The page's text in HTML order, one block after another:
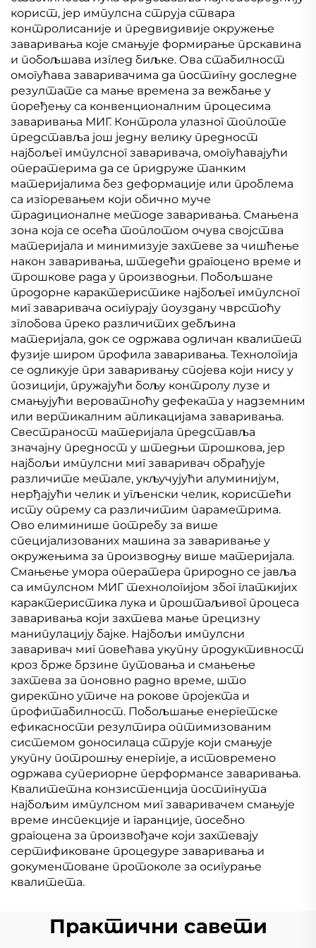
корист, јер импулсна струја ствара
контролисаније и предвидивије окружење
заваривања које смањује формирање прскавина
и побољшава изглед биљке. Ова стабилност
омогућава заваривачима да постигну доследне
резултате са мање времена за вежбање у
поређењу са конвенционалним процесима
заваривања МИГ. Контрола улазног топлоте
представља још једну велику предност
најбољег импулсног заваривача, омогућавајући
оператерима да се придруже танким
материјалима без деформације или проблема
са изгоревањем који обично муче
традиционалне методе заваривања. Смањена
зона која се осећа топлотом очува својства
материјала и минимизује захтеве за чишћење
након заваривања, штедећи драгоцено време и
трошкове рада у производњи. Побољшане
продорне карактеристике најбољег импулсног
миг заваривача осигурају поуздану чврстоћу
зглобова преко различитих дебљина
материјала, док се одржава одличан квалитет
фузије широм профила заваривања. Технологија
се одликује при заваривању спојева који нису у
позицији, пружајући бољу контролу лузе и
смањујући вероватноћу дефеката у надземним
или вертикалним апликацијама заваривања.
Свестраност материјала представља
значајну предност у штедњи трошкова, јер
најбољи импулсни миг заваривач обрађује
различите метале, укључујући алуминијум,
нерђајући челик и угљенски челик, користећи
исту опрему са различитим параметрима.
Ово елиминише потребу за више
специјализованих машина за заваривање у
окружењима за производњу више материјала.
Смањење умора оператера природно се јавља
са импулсном МИГ технологијом због глаткијих
карактеристика лука и проштаљивог процеса
заваривања који захтева мање прецизну
манипулацију бајке. Најбољи импулсни
заваривач миг повећава укупну продуктивност
кроз брже брзине путовања и смањење
захтева за поновно радно време, што
директно утиче на рокове пројекта и
профитабилност. Побољшање енергетске
ефикасности резултира оптимизованим
системом доносилаца струје који смањује
укупну потрошњу енергије, а истовремено
одржава супериорне перформансе заваривања.
Квалитетна конзистенција постигнута
најбољим импулсном миг заваривачем смањује
време инспекције и гаранције, посебно
драгоцена за произвођаче који захтевају
сертификоване процедуре заваривања и
документоване протоколе за осигурање
квалитета.
Практични савети